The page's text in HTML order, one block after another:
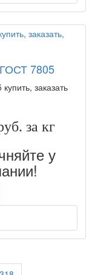
7805
заказать
за кг
у